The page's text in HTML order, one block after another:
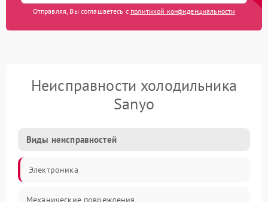
Отправляя, Вы соглашаетесь с политикой конфиденциальности
Неисправности холодильника
Sanyo
Виды неисправностей
Электроника
Механические повреждения